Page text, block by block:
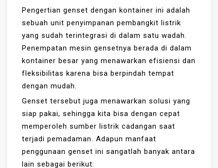
Pengertian genset dengan kontainer ini adalah
sebuah unit penyimpanan pembangkit listrik
yang sudah terintegrasi di dalam satu wadah.
Penempatan mesin gensetnya berada di dalam
kontainer besar yang menawarkan efisiensi dan
fleksibilitas karena bisa berpindah tempat
dengan mudah.
Genset tersebut juga menawarkan solusi yang
siap pakai, sehingga kita bisa dengan cepat
memperoleh sumber listrik cadangan saat
terjadi pemadaman. Adapun manfaat
penggunaan genset ini sangatlah banyak antara
lain sebagai berikut: